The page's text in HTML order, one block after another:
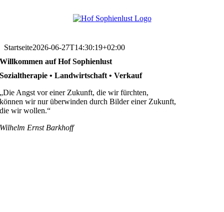
Startseite2026-06-27T14:30:19+02:00
Willkommen auf Hof Sophienlust
Sozialtherapie • Landwirtschaft • Verkauf
„Die Angst vor einer Zukunft, die wir fürchten,
können wir nur überwinden durch Bilder einer Zukunft,
die wir wollen.“
Wilhelm Ernst Barkhoff